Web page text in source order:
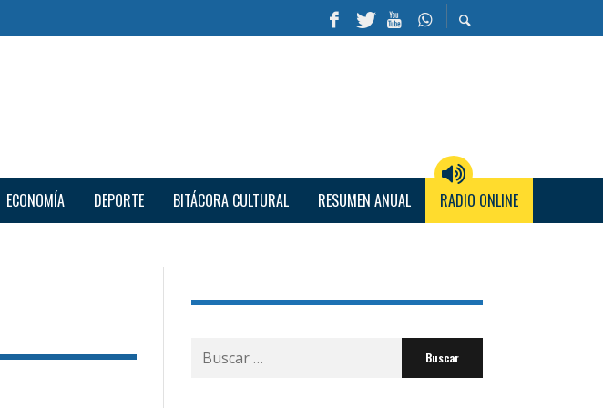
ECONOMÍA DEPORTE BITÁCORA CULTURAL RESUMEN ANUAL RADIO ONLINE
Buscar
por: